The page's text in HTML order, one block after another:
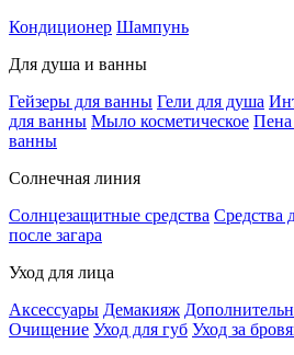
Кондиционер Шампунь
Для душа и ванны
Гейзеры для ванны Гели для душа
для ванны Мыло косметическое
ванны
Солнечная линия
Солнцезащитные средства Средства
после загара
Уход для лица
Аксессуары Демакияж
Очищение Уход для губ Уход за